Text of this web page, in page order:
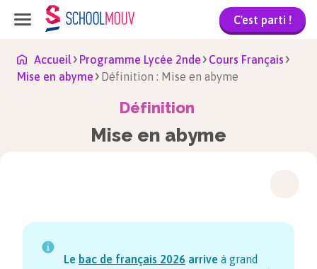
C'est parti !
Accueil Programme Lycée 2nde
Cours Français
Mise en abyme
Définition : Mise en abyme
Définition
Mise en abyme
Le bac de français 2026 arrive à grand